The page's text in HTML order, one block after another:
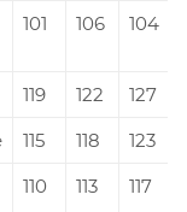
101 106 104
119 122 127
115 118 123
110 113 117